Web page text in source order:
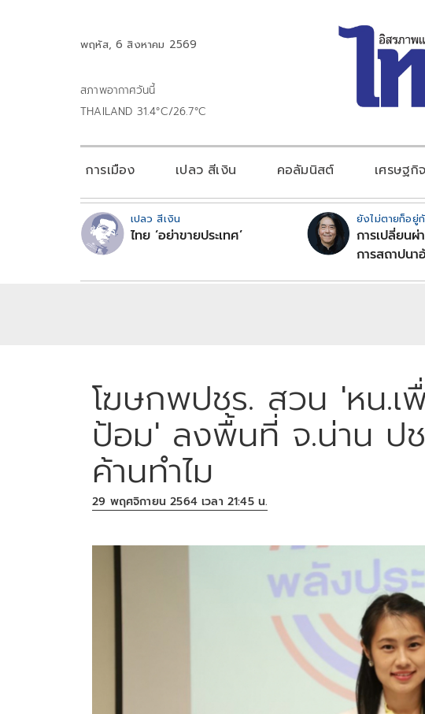
พฤหัส, 6 สิงหาคม 2569
สภาพอากาศวันนี้
THAILAND 31.4°C/26.7°C
การเมือง เปลว สีเงิน คอลัมนิสต์ เศรษฐกิจ
เปลว สีเงิน
ไทย ‘อย่าขายประเทศ’
ยังไม่ตายก็อยู่
การเปลี่ยนผ่
การสถาปน
โฆษกพปชร. สวน 'หน.เ
ป้อม' ลงพื้นที่ จ.น่าน ปช
ค้านทำไม
29 พฤศจิกายน 2564 เวลา 21:45 น.